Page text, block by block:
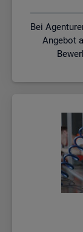
Bei
Angebot